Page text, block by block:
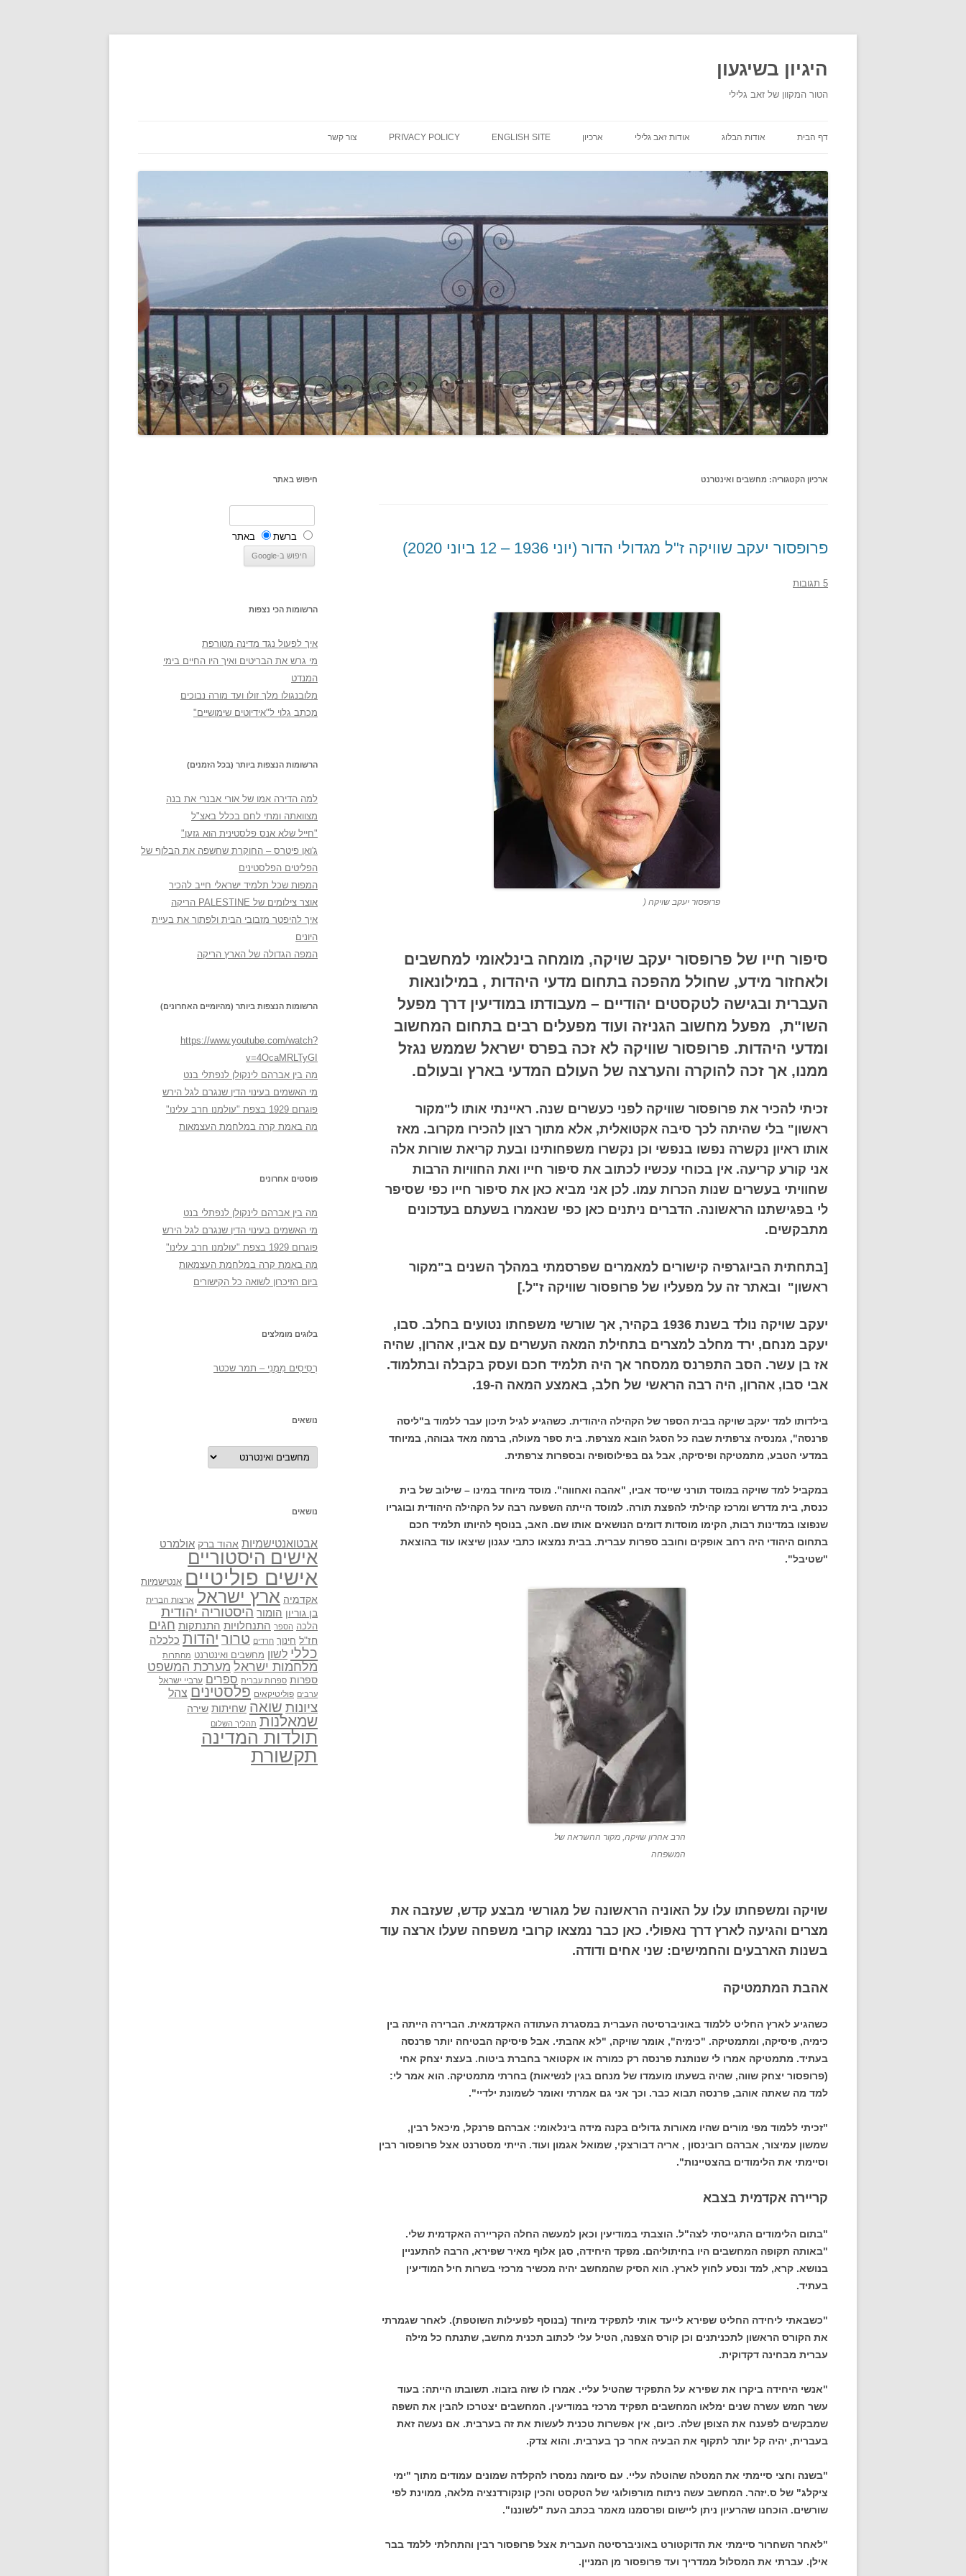
היגיון בשיגעון
הטור המקוון של זאב גלילי
דף הבית אודות הבלוג אודות זאב גלילי ארכיון ENGLISH SITE
PRIVACY POLICY צור קשר
ארכיון הקטגוריה: מחשבים ואינטרנט
פרופסור יעקב שוויקה ז"ל מגדולי הדור (יוני 1936 – 12 ביוני 2020)
5 תגובות
פרופסור יעקב שויקה (
סיפור חייו של פרופסור יעקב שויקה, מומחה בינלאומי למחשבים
ולאחזור מידע, שחולל מהפכה בתחום מדעי היהדות , במילונאות
העברית ובגישה לטקסטים יהודיים – מעבודתו במודיעין דרך מפעל
השו"ת, מפעל מחשוב הגניזה ועוד מפעלים רבים בתחום המחשוב
ומדעי היהדות. פרופסור שוויקה לא זכה בפרס ישראל שממש נגזל
ממנו, אך זכה להוקרה והערצה של העולם המדעי בארץ ובעולם.
זכיתי להכיר את פרופסור שוויקה לפני כעשרים שנה. ראיינתי אותו ל"מקור
ראשון" בלי שהיתה לכך סיבה אקטואלית, אלא מתוך רצון להכירו מקרוב. מאז
אותו ראיון נקשרה נפשו בנפשי וכן נקשרו משפחותינו ובעת קריאת שורות אלה
אני קורע קריעה. אין בכוחי עכשיו לכתוב את סיפור חייו ואת החוויות הרבות
שחוויתי בעשרים שנות הכרות עמו. לכן אני מביא כאן את סיפור חייו כפי שסיפר
לי בפגישתנו הראשונה. הדברים ניתנים כאן כפי שנאמרו בשעתם בעדכונים
מתבקשים.
[בתחתית הביוגרפיה קישורים למאמרים שפרסמתי במהלך השנים ב"מקור
ראשון" ובאתר זה על מפעליו של פרופסור שוויקה ז"ל.]
יעקב שויקה נולד בשנת 1936 בקהיר, אך שורשי משפחתו נטועים בחלב. סבו,
יעקב מנחם, ירד מחלב למצרים בתחילת המאה העשרים עם אביו, אהרון, שהיה
אז בן עשר. הסב התפרנס ממסחר אך היה תלמיד חכם ועסק בקבלה ובתלמוד.
אבי סבו, אהרון, היה רבה הראשי של חלב, באמצע המאה ה-19.
בילדותו למד יעקב שויקה בבית הספר של הקהילה היהודית. כשהגיע לגיל תיכון עבר ללמוד ב"ליסה
פרנסה", גמנסיה צרפתית שבה כל הסגל הובא מצרפת. בית ספר מעולה, ברמה מאד גבוהה, במיוחד
במדעי הטבע, מתמטיקה ופיסיקה, אבל גם בפילוסופיה ובספרות צרפתית.
במקביל למד שויקה במוסד תורני שייסד אביו, "אהבה ואחווה". מוסד מיוחד במינו – שילוב של בית
כנסת, בית מדרש ומרכז קהילתי להפצת תורה. למוסד הייתה השפעה רבה על הקהילה היהודית ובוגריו
שנפוצו במדינות רבות, הקימו מוסדות דומים הנושאים אותו שם. האב, בנוסף להיותו תלמיד חכם
בתחום היהודי היה רחב אופקים וחובב ספרות עברית. בבית נמצאו כתבי עגנון שיצאו עוד בהוצאת
"שטיבל".
הרב אהרון שויקה, מקור ההשראה של
המשפחה
שויקה ומשפחתו עלו על האוניה הראשונה של מגורשי מבצע קדש, שעזבה את
מצרים והגיעה לארץ דרך נאפולי. כאן כבר נמצאו קרובי משפחה שעלו ארצה עוד
בשנות הארבעים והחמישים: שני אחים ודודה.
אהבת המתמטיקה
כשהגיע לארץ החליט ללמוד באוניברסיטה העברית במסגרת העתודה האקדמאית. הברירה הייתה בין
כימיה, פיסיקה, ומתמטיקה. "כימיה", אומר שויקה, "לא אהבתי. אבל פיסיקה הבטיחה יותר פרנסה
בעתיד. מתמטיקה אמרו לי שנותנת פרנסה רק כמורה או אקטואר בחברת ביטוח. בעצת יצחק אחי
(פרופסור יצחק שווה, שהיה בשעתו מועמדו של מנחם בגין לנשיאות) בחרתי מתמטיקה. הוא אמר לי:
למד מה שאתה אוהב, פרנסה תבוא כבר. וכך אני גם אמרתי ואומר לשמונת ילדיי".
"זכיתי ללמוד מפי מורים שהיו מאורות גדולים בקנה מידה בינלאומי: אברהם פרנקל, מיכאל רבין,
שמשון עמיצור, אברהם רובינסון , אריה דבורצקי, שמואל אגמון ועוד. הייתי מסטרנט אצל פרופסור רבין
וסיימתי את הלימודים בהצטיינות".
קריירה אקדמית בצבא
"בתום הלימודים התגייסתי לצה"ל. הוצבתי במודיעין וכאן למעשה החלה הקריירה האקדמית שלי.
"באותה תקופה המחשבים היו בחיתוליהם. מפקד היחידה, סגן אלוף מאיר שפירא, הרבה להתעניין
בנושא. קרא, למד ונסע לחוץ לארץ. הוא הסיק שהמחשב יהיה מכשיר מרכזי בשרות חיל המודיעין
בעתיד.
"כשבאתי ליחידה החליט שפירא לייעד אותי לתפקיד מיוחד (בנוסף לפעילות השוטפת). לאחר שגמרתי
את הקורס הראשון לתכניתנים וכן קורס הצפנה, הטיל עלי לכתוב תכנית מחשב, שתנתח כל מילה
עברית מבחינה דקדוקית.
"אנשי היחידה ביקרו את שפירא על התפקיד שהטיל עליי. אמרו לו שזה בזבוז. תשובתו הייתה: בעוד
עשר חמש עשרה שנים ימלאו המחשבים תפקיד מרכזי במודיעין. המחשבים יצטרכו להבין את השפה
שמבקשים לפענח את הצופן שלה. כיום, אין אפשרות טכנית לעשות את זה בערבית. אם נעשה זאת
בעברית, יהיה קל יותר לתקוף את הבעיה אחר כך בערבית. והוא צדק.
"בשנה וחצי סיימתי את המטלה שהוטלה עליי. עם סיומה נמסרו להקלדה שמונים עמודים מתוך "ימי
ציקלג" של ס.יזהר. המחשב עשה ניתוח מורפולוגי של הטקסט והכין קונקורדנציה מלאה, ממוינת לפי
שורשים. הוכחנו שהרעיון ניתן ליישום ופרסמנו מאמר בכתב העת "לשוננו".
"לאחר השחרור סיימתי את הדוקטורט באוניברסיטה העברית אצל פרופסור רבין והתחלתי ללמד בבר
אילן. עברתי את המסלול ממדריך ועד פרופסור מן המניין.
חיפוש באתר
ברשת באתר
הרשומות הכי נצפות
איך לפעול נגד מדינה מטורפת
מי גרש את הבריטים ואיך היו החיים בימי
המנדט
מלובנגולו מלך זולו ועד מורה נבוכים
מכתב גלוי ל"אידיוטים שימושיים"
הרשומות הנצפות ביותר (בכל הזמנים)
למה הדירה אמו של אורי אבנרי את בנה
מצוואתה ומתי לחם בכלל באצ"ל
"חייל שלא אנס פלסטינית הוא גזען"
ג'ואן פיטרס – החוקרת שחשפה את הבלוף של
הפליטים הפלסטינים
המפות שכל תלמיד ישראלי חייב להכיר
אוצר צילומים של PALESTINE הריקה
איך להיפטר מזבובי הבית ולפתור את בעיית
היונים
המפה הגדולה של הארץ הריקה
הרשומות הנצפות ביותר (מהיומיים האחרונים)
https://www.youtube.com/watch?
v=4OcaMRLTyGI
מה בין אברהם לינקולן לנפתלי בנט
מי האשמים בעינוי הדין שנגרם לגל הירש
פוגרום 1929 בצפת "עולמנו חרב עלינו"
מה באמת קרה במלחמת העצמאות
פוסטים אחרונים
מה בין אברהם לינקולן לנפתלי בנט
מי האשמים בעינוי הדין שנגרם לגל הירש
פוגרום 1929 בצפת "עולמנו חרב עלינו"
מה באמת קרה במלחמת העצמאות
ביום הזיכרון לשואה כל הקישורים
בלוגים מומלצים
רְסִיסִים מִמֶנִי – תמר שכטר
נושאים
נושאים
נושאים
אבטואנטישמיות אהוד ברק אולמרט
אישים היסטוריים
אישים פוליטיים אנטישמיות
אקדמיה ארץ ישראל ארצות הברית
בן גוריון הומור היסטוריה יהודית
הלכה הספר התנחלויות התנתקות חגים
חז"ל חינוך חרדים טרור יהדות כלכלה
כללי לשון מחשבים ואינטרנט מחתרות
מלחמות ישראל מערכת המשפט
ספרות ספרות עברית ספרים ערביי ישראל
ערבים פוליטיקאים פלסטינים צהל
ציונות שואה שחיתות שירה
שמאלנות תהליך השלום
תולדות המדינה
תקשורת